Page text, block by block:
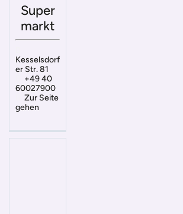
Super
markt
Kesselsdorf
er Str. 81
+49 40
60027900
Zur Seite
gehen